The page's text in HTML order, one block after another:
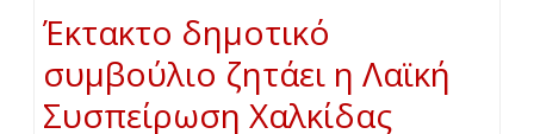
Έκτακτο δημοτικό
συμβούλιο ζητάει η Λαϊκή
Συσπείρωση Χαλκίδας